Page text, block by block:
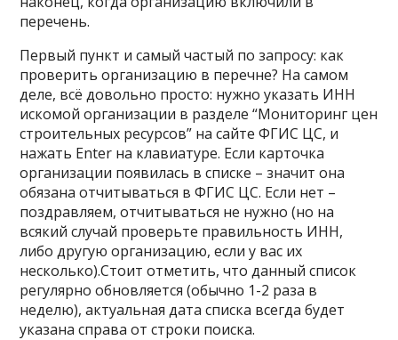
перечень.
Первый пункт и самый частый по запросу: как
проверить организацию в перечне? На самом
деле, всё довольно просто: нужно указать ИНН
искомой организации в разделе “Мониторинг цен
строительных ресурсов” на сайте ФГИС ЦС, и
нажать Enter на клавиатуре. Если карточка
организации появилась в списке – значит она
обязана отчитываться в ФГИС ЦС. Если нет –
поздравляем, отчитываться не нужно (но на
всякий случай проверьте правильность ИНН,
либо другую организацию, если у вас их
несколько).Стоит отметить, что данный список
регулярно обновляется (обычно 1-2 раза в
неделю), актуальная дата списка всегда будет
указана справа от строки поиска.